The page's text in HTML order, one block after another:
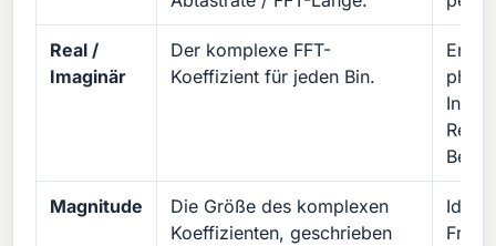
Real /
Imaginär
Der komplexe FFT-
Koeffizient für jeden Bin.
Magnitude
Die Größe des komplexen
Koeffizienten, geschrieben